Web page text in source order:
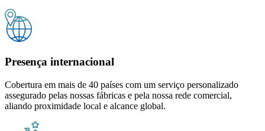
Presença internacional
Cobertura em mais de 40 países com um serviço personalizado
assegurado pelas nossas fábricas e pela nossa rede comercial,
aliando proximidade local e alcance global.